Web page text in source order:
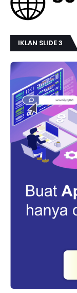
IKLAN SLIDE 3